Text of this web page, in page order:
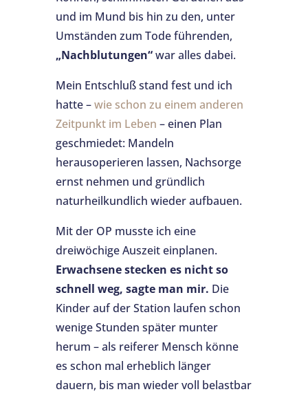
und im Mund bis hin zu den, unter
Umständen zum Tode führenden,
„Nachblutungen“war alles dabei.
Mein Entschluß stand fest und ich
hatte –wie schon zu einem anderen
Zeitpunkt im Leben – einen Plan
geschmiedet: Mandeln
herausoperieren lassen, Nachsorge
ernst nehmen und gründlich
naturheilkundlich wieder aufbauen.
Mit der OP musste ich eine
dreiwöchige Auszeit einplanen.
Erwachsene stecken es nicht so
schnell weg, sagte man mir. Die
Kinder auf der Station laufen schon
wenige Stunden später munter
herum – als reiferer Mensch könne
es schon mal erheblich länger
dauern, bis man wieder voll belastbar